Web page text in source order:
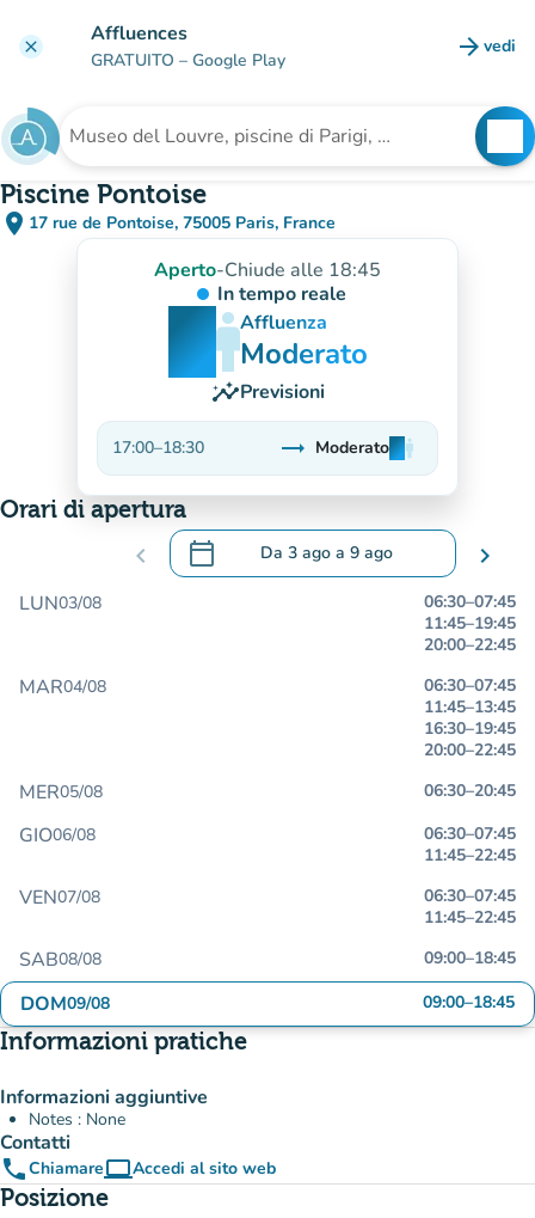
clear Affluences
GRATUITO – Google Play arrow_forward vedi
Cerca una struttura
Piscine Pontoise
place 17 rue de Pontoise, 75005 Paris, France
(apri in Google Maps)
(nuova scheda)
Aperto-Chiude alle 18:45
In tempo reale
man
man
manAffluenza
Moderato
insightsPrevisioni
17:00–18:30 trending_flat
Stabile
Moderatoman
man
man
Orari di apertura
chevron_left calendar_today Da 3 ago a 9 ago
.Aprire il calendario per modificare le
chevron_right
LUN03/08 06:30–07:45
11:45–19:45
20:00–22:45
MAR04/08 06:30–07:45
11:45–13:45
16:30–19:45
20:00–22:45
MER05/08 06:30–20:45
GIO06/08 06:30–07:45
11:45–22:45
VEN07/08 06:30–07:45
11:45–22:45
SAB08/08 09:00–18:45
DOM09/08 09:00–18:45
Informazioni pratiche
Informazioni aggiuntive
Notes : None
Contatti
phoneChiamarecomputerAccedi al sito web
(nuova scheda)
Posizione